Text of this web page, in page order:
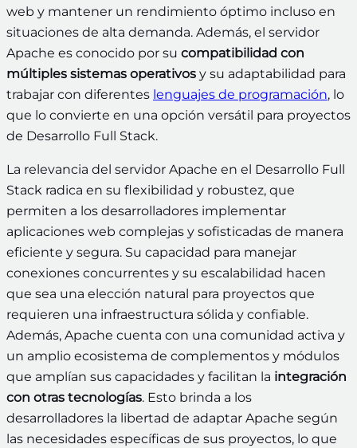
web y mantener un rendimiento óptimo incluso en
situaciones de alta demanda. Además, el servidor
Apache es conocido por su compatibilidad con
múltiples sistemas operativos y su adaptabilidad para
trabajar con diferentes lenguajes de programación, lo
que lo convierte en una opción versátil para proyectos
de Desarrollo Full Stack.
La relevancia del servidor Apache en el Desarrollo Full
Stack radica en su flexibilidad y robustez, que
permiten a los desarrolladores implementar
aplicaciones web complejas y sofisticadas de manera
eficiente y segura. Su capacidad para manejar
conexiones concurrentes y su escalabilidad hacen
que sea una elección natural para proyectos que
requieren una infraestructura sólida y confiable.
Además, Apache cuenta con una comunidad activa y
un amplio ecosistema de complementos y módulos
que amplían sus capacidades y facilitan la integración
con otras tecnologías. Esto brinda a los
desarrolladores la libertad de adaptar Apache según
las necesidades específicas de sus proyectos, lo que